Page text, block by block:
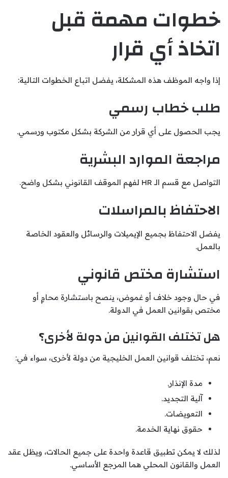
خطوات مهمة قبل
اتخاذ أي قرار
إذا واجه الموظف هذه المشكلة، يفضل اتباع الخطوات التالية:
طلب خطاب رسمي
يجب الحصول على أي قرار من الشركة بشكل مكتوب ورسمي.
مراجعة الموارد البشرية
التواصل مع قسم الـ HR لفهم الموقف القانوني بشكل واضح.
الاحتفاظ بالمراسلات
يفضل الاحتفاظ بجميع الإيميلات والرسائل والعقود الخاصة
بالعمل.
استشارة مختص قانوني
في حال وجود خلاف أو غموض، ينصح باستشارة محامٍ أو
مختص بقوانين العمل في الدولة.
هل تختلف القوانين من دولة لأخرى؟
نعم، تختلف قوانين العمل الخليجية من دولة لأخرى، سواء في:
مدة الإنذار.
آلية التجديد.
التعويضات.
حقوق نهاية الخدمة.
لذلك لا يمكن تطبيق قاعدة واحدة على جميع الحالات، ويظل عقد
العمل والقانون المحلي هما المرجع الأساسي.